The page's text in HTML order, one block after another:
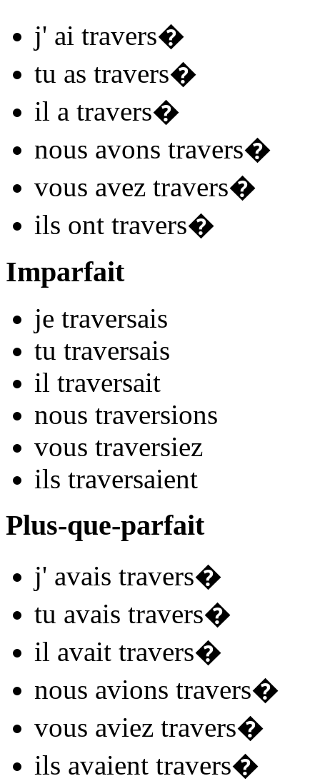
j' ai travers�
tu as travers�
il a travers�
nous avons travers�
vous avez travers�
ils ont travers�
Imparfait
je traversais
tu traversais
il traversait
nous traversions
vous traversiez
ils traversaient
Plus-que-parfait
j' avais travers�
tu avais travers�
il avait travers�
nous avions travers�
vous aviez travers�
ils avaient travers�